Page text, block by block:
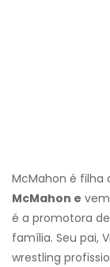
McMahon é filha
McMahon e
é a promotora
família. Seu pai,
wrestling